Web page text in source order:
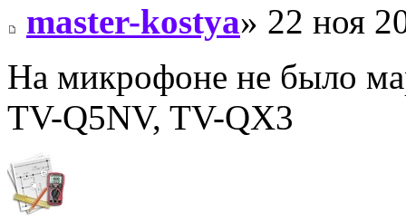
master-kostya» 22 ноя
На микрофоне не было
TV-Q5NV, TV-QX3